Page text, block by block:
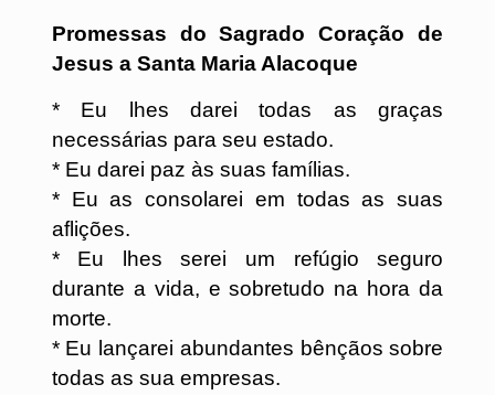
Promessas do Sagrado Coração de
Jesus a Santa Maria Alacoque
* Eu lhes darei todas as graças
necessárias para seu estado.
* Eu darei paz às suas famílias.
* Eu as consolarei em todas as suas
aflições.
* Eu lhes serei um refúgio seguro
durante a vida, e sobretudo na hora da
morte.
* Eu lançarei abundantes bênçãos sobre
todas as sua empresas.